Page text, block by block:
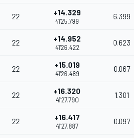
22 +14.329
41'25.799
6.399
22 +14.952
41'26.422
0.623
22 +15.019
41'26.489
0.067
22 +16.320
41'27.790
1.301
22 +16.417
41'27.887
0.097